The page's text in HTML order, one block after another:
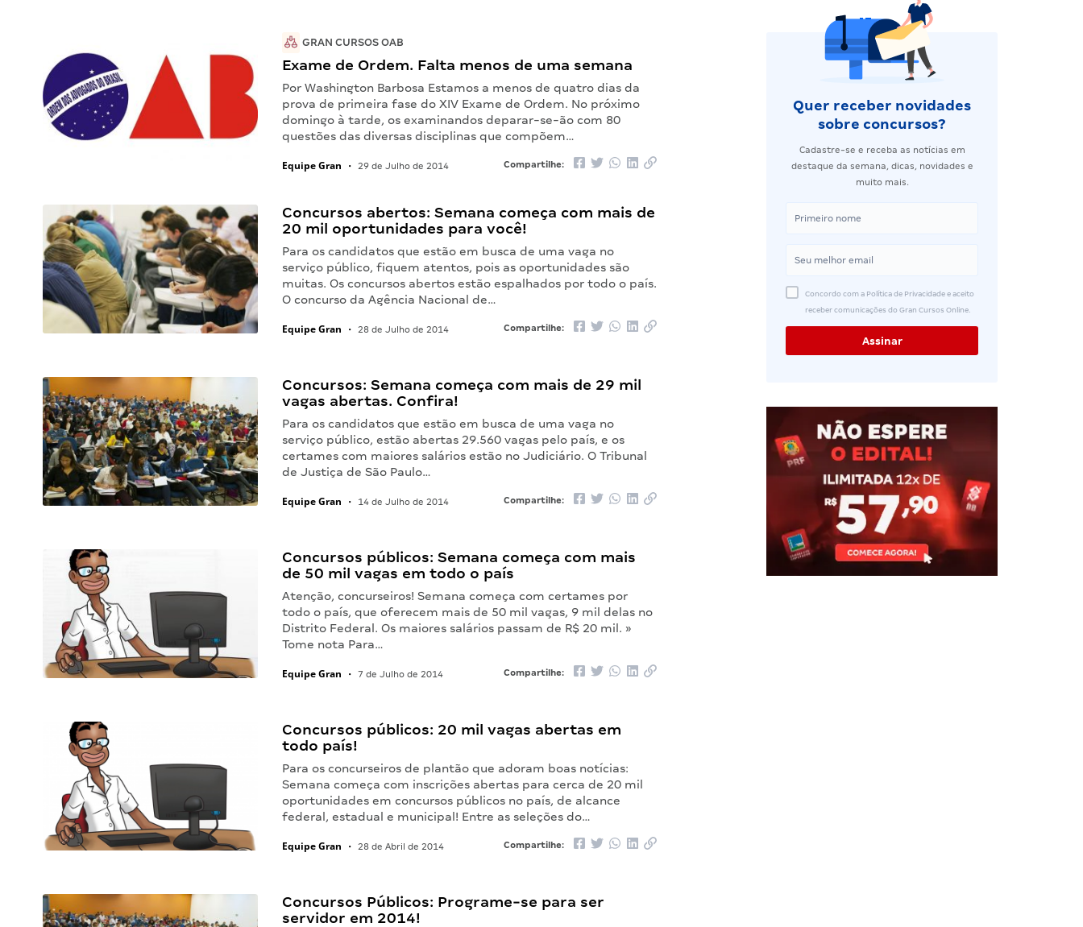
GRAN CURSOS OAB
Exame de Ordem. Falta menos de uma semana
Por Washington Barbosa Estamos a menos de quatro dias da
prova de primeira fase do XIV Exame de Ordem. No próximo
domingo à tarde, os examinandos deparar-se-ão com 80
questões das diversas disciplinas que compõem…
Equipe Gran • 29 de Julho de 2014 Compartilhe:
Concursos abertos: Semana começa com mais de
20 mil oportunidades para você!
Para os candidatos que estão em busca de uma vaga no
serviço público, fiquem atentos, pois as oportunidades são
muitas. Os concursos abertos estão espalhados por todo o país.
O concurso da Agência Nacional de…
Equipe Gran • 28 de Julho de 2014 Compartilhe:
Concursos: Semana começa com mais de 29 mil
vagas abertas. Confira!
Para os candidatos que estão em busca de uma vaga no
serviço público, estão abertas 29.560 vagas pelo país, e os
certames com maiores salários estão no Judiciário. O Tribunal
de Justiça de São Paulo…
Equipe Gran • 14 de Julho de 2014 Compartilhe:
Concursos públicos: Semana começa com mais
de 50 mil vagas em todo o país
Atenção, concurseiros! Semana começa com certames por
todo o país, que oferecem mais de 50 mil vagas, 9 mil delas no
Distrito Federal. Os maiores salários passam de R$ 20 mil. »
Tome nota Para…
Equipe Gran • 7 de Julho de 2014 Compartilhe:
Concursos públicos: 20 mil vagas abertas em
todo país!
Para os concurseiros de plantão que adoram boas notícias:
Semana começa com inscrições abertas para cerca de 20 mil
oportunidades em concursos públicos no país, de alcance
federal, estadual e municipal! Entre as seleções do…
Equipe Gran • 28 de Abril de 2014 Compartilhe:
Concursos Públicos: Programe-se para ser
servidor em 2014!
Quer receber novidades
sobre concursos?
Cadastre-se e receba as notícias em
destaque da semana, dicas, novidades e
muito mais.
Concordo com a Política de Privacidade e aceito
receber comunicações do Gran Cursos Online.